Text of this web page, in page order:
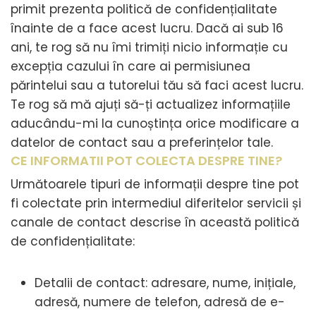
primit prezenta politică de confidențialitate
înainte de a face acest lucru. Dacă ai sub 16
ani, te rog să nu îmi trimiți nicio informație cu
excepția cazului în care ai permisiunea
părintelui sau a tutorelui tău să faci acest lucru.
Te rog să mă ajuți să-ți actualizez informațiile
aducându-mi la cunoștința orice modificare a
datelor de contact sau a preferințelor tale.
CE INFORMATII POT COLECTA DESPRE TINE?
Următoarele tipuri de informații despre tine pot
fi colectate prin intermediul diferitelor servicii și
canale de contact descrise în această politică
de confidențialitate:
Detalii de contact: adresare, nume, inițiale,
adresă, numere de telefon, adresă de e-